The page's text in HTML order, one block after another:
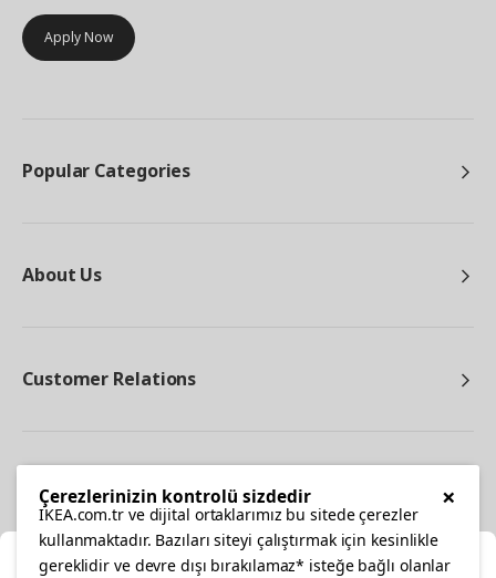
Apply Now
Popular Categories
About Us
Customer Relations
×
Çerezlerinizin kontrolü sizdedir
IKEA.com.tr ve dijital ortaklarımız bu sitede çerezler
kullanmaktadır. Bazıları siteyi çalıştırmak için kesinlikle
gereklidir ve devre dışı bırakılamaz* isteğe bağlı olanlar